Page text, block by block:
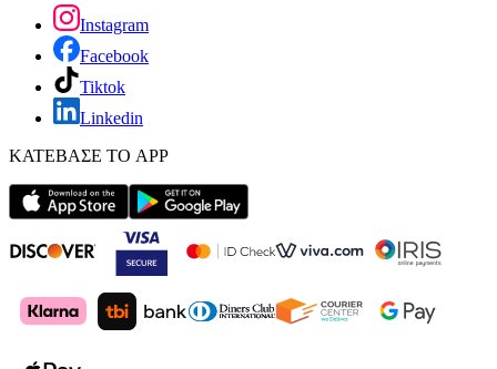
Instagram
Facebook
Tiktok
Linkedin
ΚΑΤΕΒΑΣΕ ΤΟ APP